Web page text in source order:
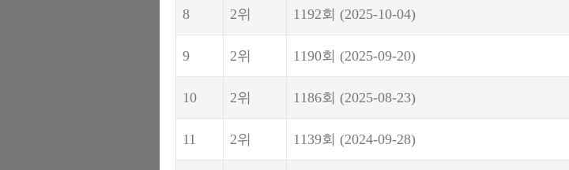
8 2위 1192회 (2025-10-04)
9 2위 1190회 (2025-09-20)
10 2위 1186회 (2025-08-23)
11 2위 1139회 (2024-09-28)